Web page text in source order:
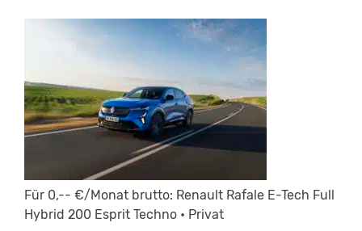
Für 0,-- €/Monat brutto: Renault Rafale E-Tech Full
Hybrid 200 Esprit Techno • Privat